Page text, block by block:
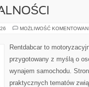
MOŻLIWOŚĆ
Rentdabcar to
przygotowany z myślą o
wynajem samochodu.
praktycznych tematów